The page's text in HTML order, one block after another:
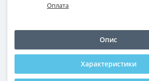
Оплата
Опис
Характеристики